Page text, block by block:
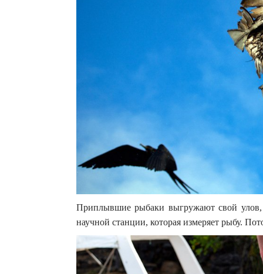
Приплывшие рыбаки выгружают свой
научной станции, которая измеряет рыбу.